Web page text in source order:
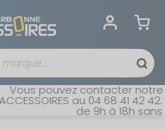
pouvez contacter notre
au 04 68 41 42
de 9h à 18h sans